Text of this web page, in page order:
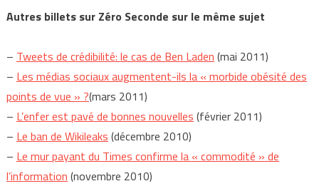
Autres billets sur Zéro Seconde sur le même sujet
– Tweets de crédibilité: le cas de Ben Laden (mai 2011)
– Les médias sociaux augmentent-ils la « morbide obésité des
points de vue » ?(mars 2011)
– L’enfer est pavé de bonnes nouvelles (février 2011)
– Le ban de Wikileaks (décembre 2010)
– Le mur payant du Times confirme la « commodité » de
l’information (novembre 2010)